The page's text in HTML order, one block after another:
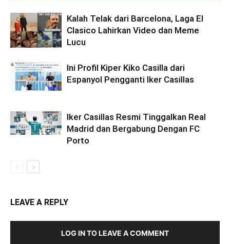
Kalah Telak dari Barcelona, Laga El
Clasico Lahirkan Video dan Meme
Lucu
Ini Profil Kiper Kiko Casilla dari
Espanyol Pengganti Iker Casillas
Iker Casillas Resmi Tinggalkan Real
Madrid dan Bergabung Dengan FC
Porto
LEAVE A REPLY
LOG IN TO LEAVE A COMMENT